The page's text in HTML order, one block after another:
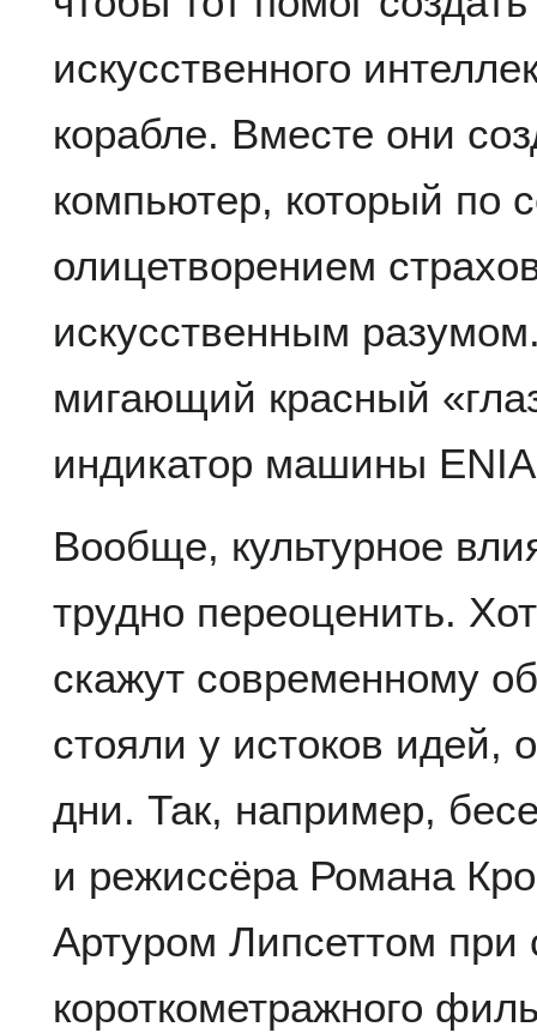
искусственного
корабле. Вместе они
компьютер, который по
олицетворением
искусственным
мигающий красный
индикатор машины
Вообще, культурное
трудно переоценить.
скажут современному
стояли у истоков
дни. Так, например,
и режиссёра Романа
Артуром Липсеттом при
короткометражного